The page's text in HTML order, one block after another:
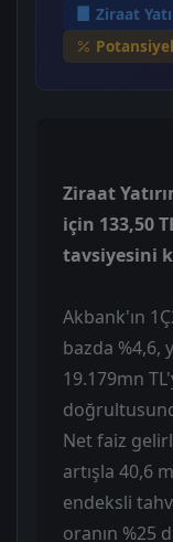
Ziraat
Ziraat
için 133,50
tavsiyesini
Akbank'ın
bazda %4,6,
19.179mn
Net faiz
artışla 40,6
endeksli
oranın %25